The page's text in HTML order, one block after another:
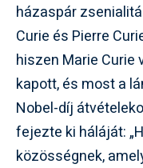
házaspár
Curie és Pierre
hiszen Marie Curie
kapott, és most a
Nobel-díj
fejezte ki háláját:
közösségnek,